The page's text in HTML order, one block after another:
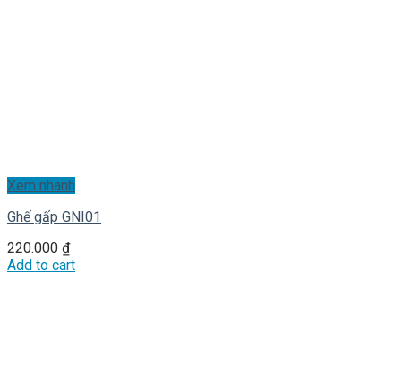
Xem nhanh
Ghế gấp GNI01
220.000 ₫
Add to cart